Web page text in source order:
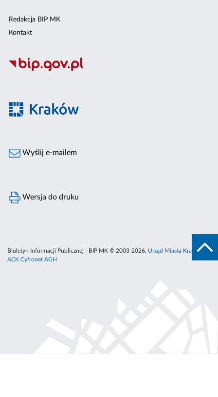
Redakcja BIP MK
Kontakt
Wyślij e-mailem
Wersja do druku
Biuletyn Informacji Publicznej - BIP MK © 2003-2026, Urząd Miasta Krakowa
ACK Cyfronet AGH